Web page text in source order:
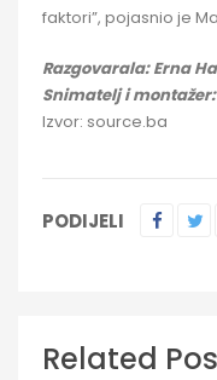
faktori”, pojasnio je
Razgovarala: Erna
Snimatelj i
Izvor: source.ba
PODIJELI
Related